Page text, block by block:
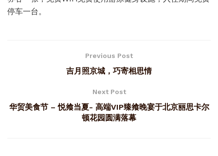
停车一台。
Previous Post
吉月照京城，巧寄相思情
Next Post
华贸美食节 – 悦飨当夏- 高端VIP臻飨晚宴于北京丽思卡尔
顿花园圆满落幕